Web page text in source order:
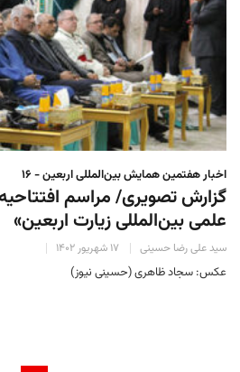
اخبار هفتمین همایش بین‌المللی اربعین - ۱۶
گزارش تصویری/ مراسم
علمی بین‌المللی زیارت اربعین»
سید علی رضا حسینی ۱۷ شهریور ۱۴۰۲
عکس: سجاد ظاهری (حسینی نیوز)